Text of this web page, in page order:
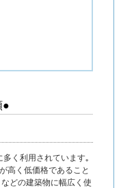
●
く利用されています｡
高く低価格であること
どの建築物に幅広く使